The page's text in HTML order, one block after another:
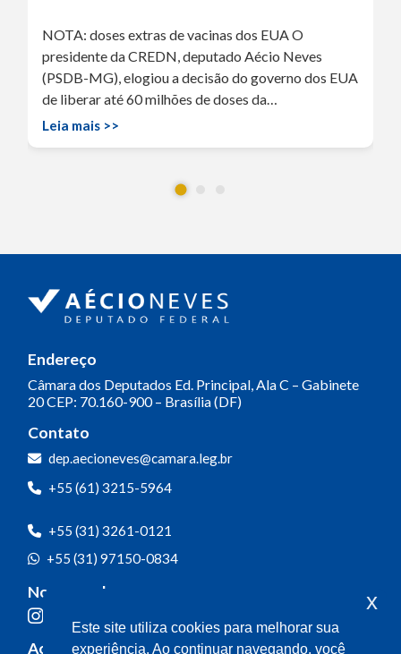
NOTA: doses extras de vacinas dos EUA O
presidente da CREDN, deputado Aécio Neves
(PSDB-MG), elogiou a decisão do governo dos EUA
de liberar até 60 milhões de doses da…
Leia mais >>
Endereço
Câmara dos Deputados Ed. Principal, Ala C – Gabinete
20CEP: 70.160-900 – Brasília (DF)
Contato
dep.aecioneves@camara.leg.br
+55 (61) 3215-5964
+55 (31) 3261-0121
+55 (31) 97150-0834
Nossas redes
Acompanhe o meu mandato
Este site utiliza cookies para melhorar sua
experiência. Ao continuar navegando, você
x